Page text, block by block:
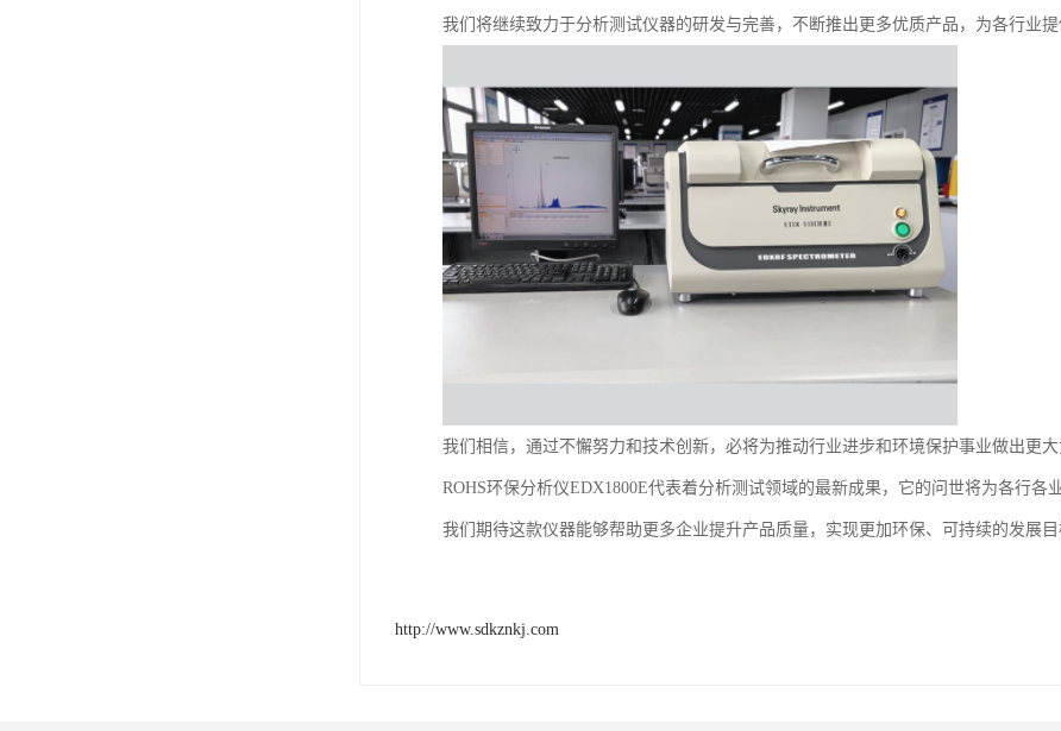
我们将继续致力于分析测试仪器的研发与完善，不断推出更多优质产品，为各行业
我们相信，通过不懈努力和技术创新，必将为推动行业进步和环境保护事业做出更大
ROHS环保分析仪EDX1800E代表着分析测试领域的最新成果，它的问世将为各行各
我们期待这款仪器能够帮助更多企业提升产品质量，实现更加环保、可持续的发展目
http://www.sdkznkj.com